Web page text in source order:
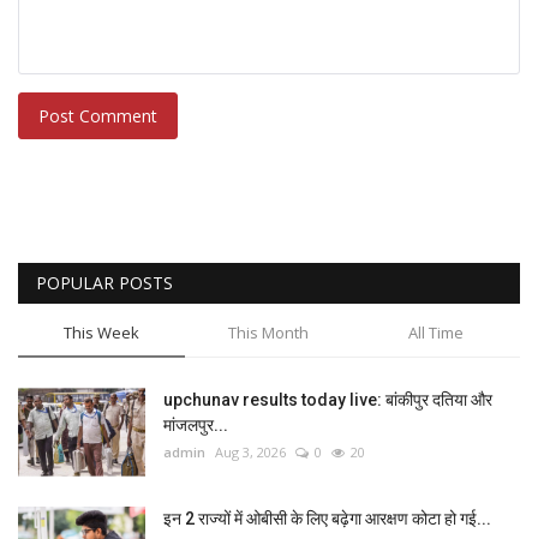
Post Comment
POPULAR POSTS
This Week This Month All Time
upchunav results today live: बांकीपुर दतिया और
मांजलपुर...
admin Aug 3, 2026 0 20
इन 2 राज्यों में ओबीसी के लिए बढ़ेगा आरक्षण कोटा हो गई...